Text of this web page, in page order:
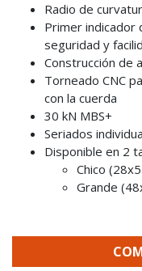
Radio de
Primer
seguridad y
Construcción de
Torneado CNC
con la cuerda
30 kN MBS+
Seriados
Disponible en 2
Chico
Grande